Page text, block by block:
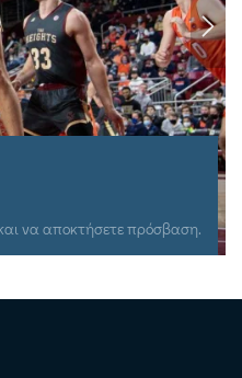
να αποκτήσετε πρόσβαση.